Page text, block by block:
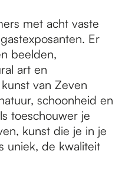
met acht vaste
Er
beelden,
art en
van Zeven
schoonheid en
toeschouwer je
kunst die je in je
uniek, de kwaliteit